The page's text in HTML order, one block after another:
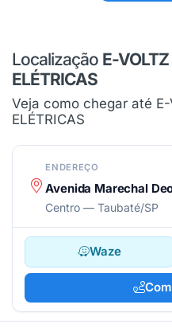
Localização E-
ELÉTRICAS
Veja como chegar até E-
ELÉTRICAS
ENDEREÇO
Avenida Marechal
Centro — Taubaté/SP
Waze